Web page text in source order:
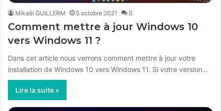
Mikaël GUILLERM 5 octobre 2021 0
Comment mettre à jour Windows 10
vers Windows 11 ?
Dans cet article nous verrons comment mettre à jour votre
installation de Windows 10 vers Windows 11. Si votre version…
Lire la suite »